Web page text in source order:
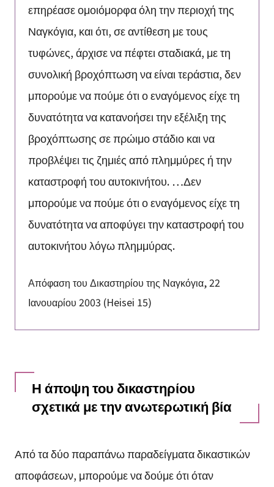
επηρέασε ομοιόμορφα όλη την περιοχή της
Ναγκόγια, και ότι, σε αντίθεση με τους
τυφώνες, άρχισε να πέφτει σταδιακά, με τη
συνολική βροχόπτωση να είναι τεράστια, δεν
μπορούμε να πούμε ότι ο εναγόμενος είχε τη
δυνατότητα να κατανοήσει την εξέλιξη της
βροχόπτωσης σε πρώιμο στάδιο και να
προβλέψει τις ζημιές από πλημμύρες ή την
καταστροφή του αυτοκινήτου. …Δεν
μπορούμε να πούμε ότι ο εναγόμενος είχε τη
δυνατότητα να αποφύγει την καταστροφή του
αυτοκινήτου λόγω πλημμύρας.
Απόφαση του Δικαστηρίου της Ναγκόγια, 22
Ιανουαρίου 2003 (Heisei 15)
Η άποψη του δικαστηρίου
σχετικά με την ανωτερωτική βία
Από τα δύο παραπάνω παραδείγματα δικαστικών
αποφάσεων, μπορούμε να δούμε ότι όταν